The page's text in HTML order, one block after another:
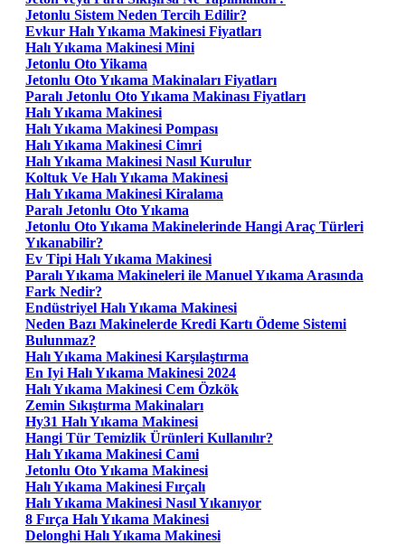
Jetonlu Sistem Neden Tercih Edilir?
Evkur Halı Yıkama Makinesi Fiyatları
Halı Yıkama Makinesi Mini
Jetonlu Oto Yikama
Jetonlu Oto Yıkama Makinaları Fiyatları
Paralı Jetonlu Oto Yıkama Makinası Fiyatları
Halı Yıkama Makinesi
Halı Yıkama Makinesi Pompası
Halı Yıkama Makinesi Cimri
Halı Yıkama Makinesi Nasıl Kurulur
Koltuk Ve Halı Yıkama Makinesi
Halı Yıkama Makinesi Kiralama
Paralı Jetonlu Oto Yıkama
Jetonlu Oto Yıkama Makinelerinde Hangi Araç Türleri
Yıkanabilir?
Ev Tipi Halı Yıkama Makinesi
Paralı Yıkama Makineleri ile Manuel Yıkama Arasında
Fark Nedir?
Endüstriyel Halı Yıkama Makinesi
Neden Bazı Makinelerde Kredi Kartı Ödeme Sistemi
Bulunmaz?
Halı Yıkama Makinesi Karşılaştırma
En Iyi Halı Yıkama Makinesi 2024
Halı Yıkama Makinesi Cem Özkök
Zemin Sıkıştırma Makinaları
Hy31 Halı Yıkama Makinesi
Hangi Tür Temizlik Ürünleri Kullanılır?
Halı Yıkama Makinesi Cami
Jetonlu Oto Yıkama Makinesi
Halı Yıkama Makinesi Fırçalı
Halı Yıkama Makinesi Nasıl Yıkanıyor
8 Fırça Halı Yıkama Makinesi
Delonghi Halı Yıkama Makinesi